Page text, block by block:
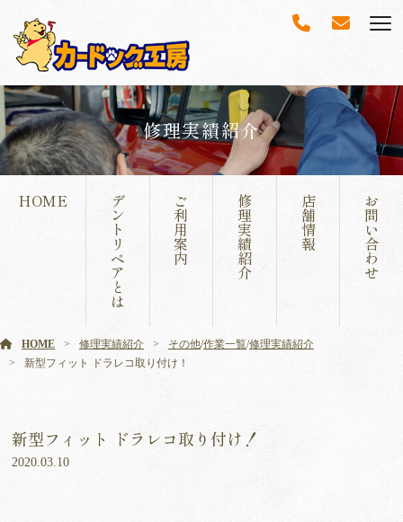
修理実績紹介
HOME デ
ン
ト
リ
ペ
ア
と
は
ご
利
用
案
内
修
理
実
績
紹
介
店
舗
情
報
お
問
い
合
わ
せ
HOME 修理実績紹介 その他/作業一覧/修理実績紹介
新型フィット ドラレコ取り付け！
新型フィット ドラレコ取り付け！
2020.03.10